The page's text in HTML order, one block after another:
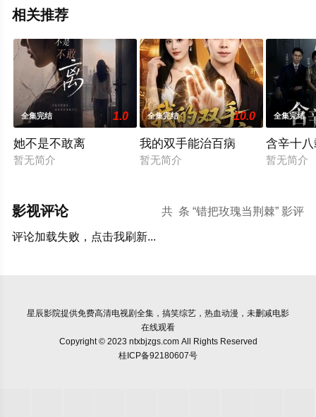
相关推荐
全集完结 1.0
她不是不敢离
暂无简介
全集完结 10.0
我的双手能治百病
暂无简介
全集完结
含辛十
暂无简介
共 条 “错把玫瑰当荆棘” 影评
影视评论
评论加载失败，点击我刷新...
星辰影院提供免费高清电视剧全集，搞笑综艺，热血动漫，未删减电影
在线观看
Copyright © 2023 ntxbjzgs.com All Rights Reserved
桂ICP备92180607号